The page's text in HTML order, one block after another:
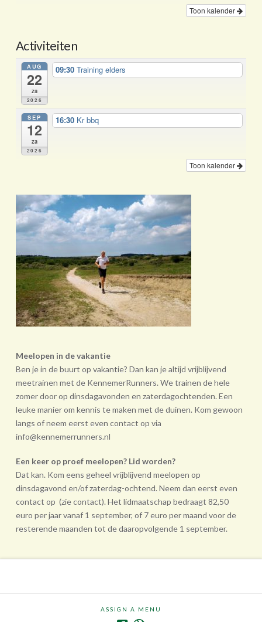
Toon kalender
Activiteiten
AUG
22
za
2026
09:30Training elders
SEP
12
za
2026
16:30 Kr bbq
Toon kalender
Meelopen in de vakantie
Ben je in de buurt op vakantie? Dan kan je altijd vrijblijvend
meetrainen met de KennemerRunners. We trainen de hele
zomer door op dinsdagavonden en zaterdagochtenden. Een
leuke manier om kennis te maken met de duinen. Kom gewoon
langs of neem eerst even contact op via
info@kennemerrunners.nl
Een keer op proef meelopen? Lid worden?
Dat kan. Kom eens geheel vrij­blijvend meelopen op
dinsdagavond en/of zaterdag-ochtend. Neem dan eerst even
contact op (zie contact). Het lidmaatschap bedraagt 82,50
euro per jaar vanaf 1 september, of 7 euro per maand voor de
resterende maanden tot de daarop­volgende 1 september.
ASSIGN A MENU